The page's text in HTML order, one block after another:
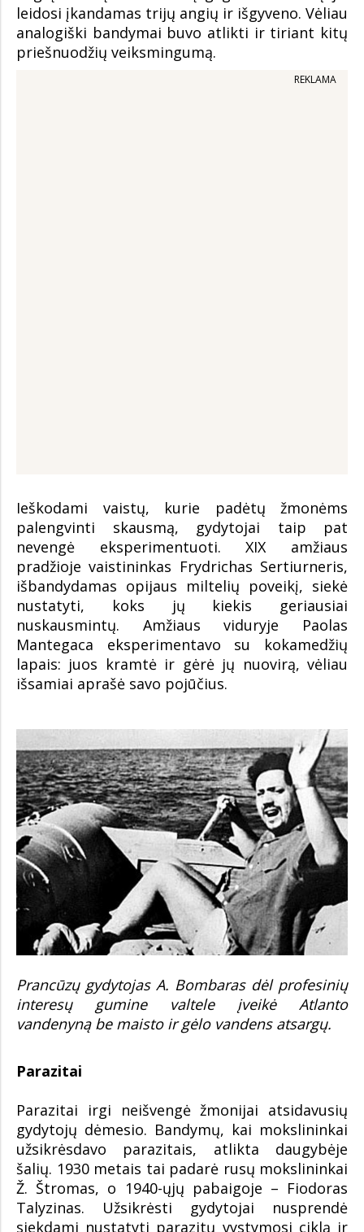
leidosi įkandamas trijų angių ir išgyveno. Vėliau
analogiški bandymai buvo atlikti ir tiriant kitų
priešnuodžių veiksmingumą.
REKLAMA
Ieškodami vaistų, kurie padėtų žmonėms
palengvinti skausmą, gydytojai taip pat
nevengė eksperimentuoti. XIX amžiaus
pradžioje vaistininkas Frydrichas Sertiurneris,
išbandydamas opijaus miltelių poveikį, siekė
nustatyti, koks jų kiekis geriausiai
nuskausmintų. Amžiaus viduryje Paolas
Mantegaca eksperimentavo su kokamedžių
lapais: juos kramtė ir gėrė jų nuovirą, vėliau
išsamiai aprašė savo pojūčius.
Prancūzų gydytojas A. Bombaras dėl profesinių
interesų gumine valtele įveikė Atlanto
vandenyną be maisto ir gėlo vandens atsargų.
Parazitai
Parazitai irgi neišvengė žmonijai atsidavusių
gydytojų dėmesio. Bandymų, kai mokslininkai
užsikrėsdavo parazitais, atlikta daugybėje
šalių. 1930 metais tai padarė rusų mokslininkai
Ž. Štromas, o 1940-ųjų pabaigoje – Fiodoras
Talyzinas. Užsikrėsti gydytojai nusprendė
siekdami nustatyti parazitų vystymosi ciklą ir